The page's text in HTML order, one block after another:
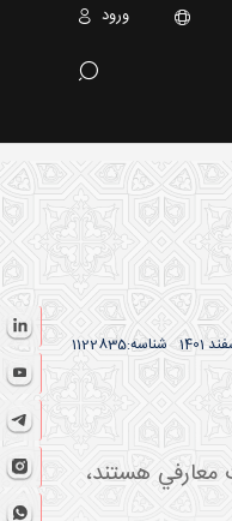
ورود
1122835شناسه:
معارفي هستند،